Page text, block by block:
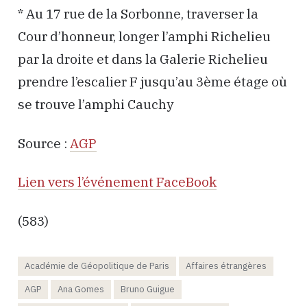
* Au 17 rue de la Sorbonne, traverser la
Cour d’honneur, longer l’amphi Richelieu
par la droite et dans la Galerie Richelieu
prendre l’escalier F jusqu’au 3ème étage où
se trouve l’amphi Cauchy
Source : AGP
Lien vers l’événement FaceBook
(583)
Académie de Géopolitique de Paris
Affaires étrangères
AGP
Ana Gomes
Bruno Guigue